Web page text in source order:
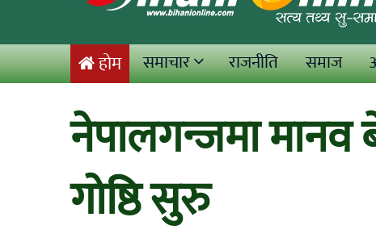
होम समाचार राजनीति समाज
नेपालगन्जमा मानव
गोष्ठि सुरु